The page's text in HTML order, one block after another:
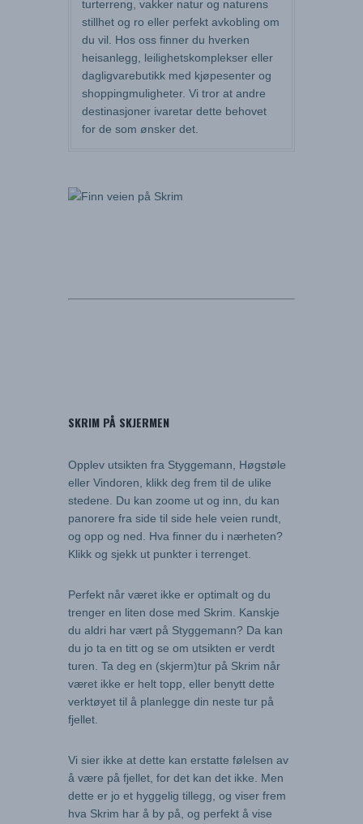
turterreng, vakker natur og naturens
stillhet og ro eller perfekt avkobling om
du vil. Hos oss finner du hverken
heisanlegg, leilighetskomplekser eller
dagligvarebutikk med kjøpesenter og
shoppingmuligheter. Vi tror at andre
destinasjoner ivaretar dette behovet
for de som ønsker det.
SKRIM PÅ SKJERMEN
Opplev utsikten fra Styggemann, Høgstøle
eller Vindoren, klikk deg frem til de ulike
stedene. Du kan zoome ut og inn, du kan
panorere fra side til side hele veien rundt,
og opp og ned. Hva finner du i nærheten?
Klikk og sjekk ut punkter i terrenget.
Perfekt når været ikke er optimalt og du
trenger en liten dose med Skrim. Kanskje
du aldri har vært på Styggemann? Da kan
du jo ta en titt og se om utsikten er verdt
turen. Ta deg en (skjerm)tur på Skrim når
været ikke er helt topp, eller benytt dette
verktøyet til å planlegge din neste tur på
fjellet.
Vi sier ikke at dette kan erstatte følelsen av
å være på fjellet, for det kan det ikke. Men
dette er jo et hyggelig tillegg, og viser frem
hva Skrim har å by på, og perfekt å vise